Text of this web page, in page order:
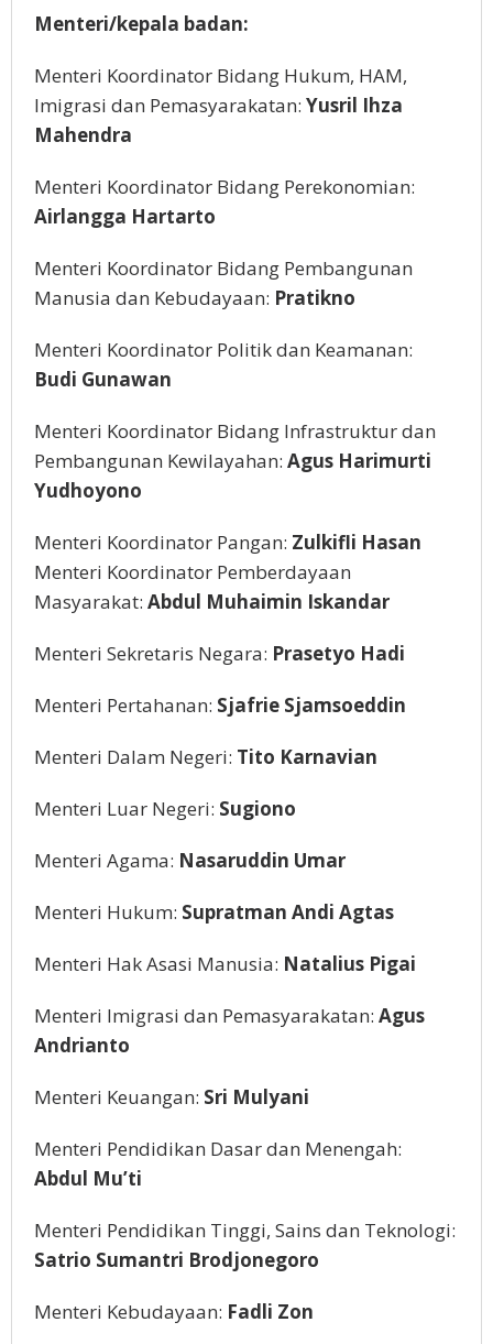
Menteri/kepala badan:
Menteri Koordinator Bidang Hukum, HAM,
Imigrasi dan Pemasyarakatan: Yusril Ihza
Mahendra
Menteri Koordinator Bidang Perekonomian:
Airlangga Hartarto
Menteri Koordinator Bidang Pembangunan
Manusia dan Kebudayaan: Pratikno
Menteri Koordinator Politik dan Keamanan:
Budi Gunawan
Menteri Koordinator Bidang Infrastruktur dan
Pembangunan Kewilayahan: Agus Harimurti
Yudhoyono
Menteri Koordinator Pangan: Zulkifli Hasan
Menteri Koordinator Pemberdayaan
Masyarakat: Abdul Muhaimin Iskandar
Menteri Sekretaris Negara: Prasetyo Hadi
Menteri Pertahanan: Sjafrie Sjamsoeddin
Menteri Dalam Negeri: Tito Karnavian
Menteri Luar Negeri: Sugiono
Menteri Agama: Nasaruddin Umar
Menteri Hukum: Supratman Andi Agtas
Menteri Hak Asasi Manusia: Natalius Pigai
Menteri Imigrasi dan Pemasyarakatan: Agus
Andrianto
Menteri Keuangan: Sri Mulyani
Menteri Pendidikan Dasar dan Menengah:
Abdul Mu’ti
Menteri Pendidikan Tinggi, Sains dan Teknologi:
Satrio Sumantri Brodjonegoro
Menteri Kebudayaan: Fadli Zon